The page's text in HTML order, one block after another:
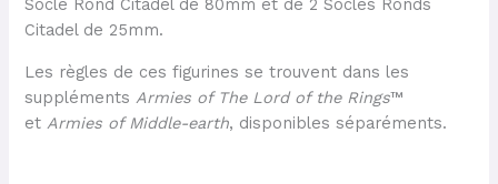
Socle Rond Citadel de 80mm et de 2 Socles Ronds
Citadel de 25mm.
Les règles de ces figurines se trouvent dans les
supplémentsArmies of The Lord of the Rings™
etArmies of Middle-earth, disponibles séparéments.